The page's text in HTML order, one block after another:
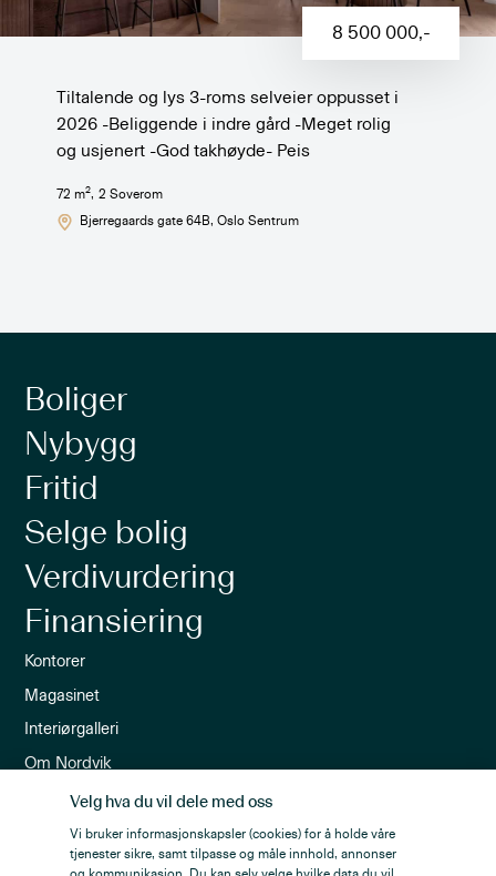
8 500 000,-
Tiltalende og lys 3-roms selveier oppusset i
2026 -Beliggende i indre gård -Meget rolig
og usjenert -God takhøyde- Peis
72 m2, 2 Soverom
Bjerregaards gate 64B, Oslo Sentrum
Boliger
Nybygg
Fritid
Selge bolig
Verdivurdering
Finansiering
Kontorer
Magasinet
Interiørgalleri
Om Nordvik
Ledige stillinger
Nordvik-appen
Nyhetsbrev
Velg hva du vil dele med oss
Vi bruker informasjonskapsler (cookies) for å holde våre
tjenester sikre, samt tilpasse og måle innhold, annonser